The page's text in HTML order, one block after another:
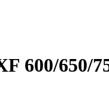
600/650/